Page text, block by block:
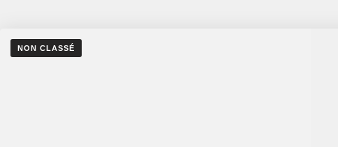
NON CLASSÉ